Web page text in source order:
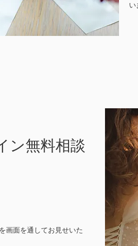
い
ン無料相談
画面を通してお見せいた